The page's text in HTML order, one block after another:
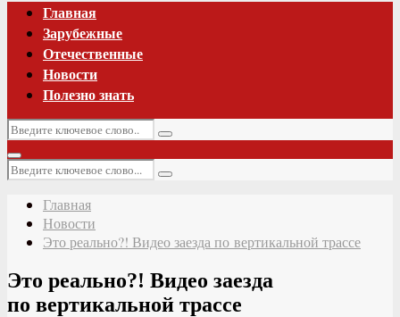
Главная
Зарубежные
Отечественные
Новости
Полезно знать
Искать:
Поиск
Основное
меню
Искать:
Поиск
Главная
Новости
Это реально?! Видео заезда по вертикальной трассе
Это реально?! Видео заезда
по вертикальной трассе